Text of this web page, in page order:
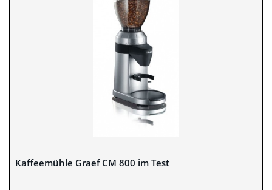
Kaffeemühle Graef CM 800 im Test